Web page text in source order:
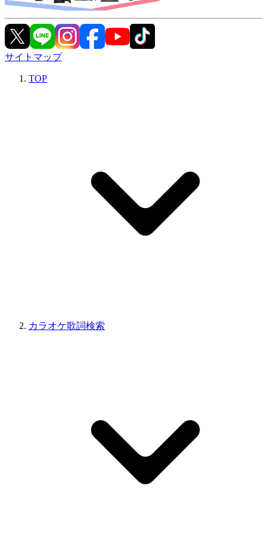
サイトマップ
TOP
カラオケ歌詞検索